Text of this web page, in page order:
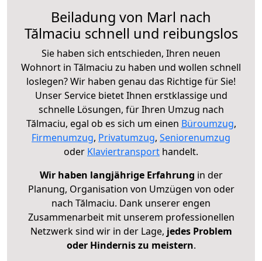
Beiladung von Marl nach
Tălmaciu schnell und reibungslos
Sie haben sich entschieden, Ihren neuen
Wohnort in Tălmaciu zu haben und wollen schnell
loslegen? Wir haben genau das Richtige für Sie!
Unser Service bietet Ihnen erstklassige und
schnelle Lösungen, für Ihren Umzug nach
Tălmaciu, egal ob es sich um einen Büroumzug,
Firmenumzug, Privatumzug, Seniorenumzug
oder Klaviertransport handelt.
Wir haben langjährige Erfahrung in der
Planung, Organisation von Umzügen von oder
nach Tălmaciu. Dank unserer engen
Zusammenarbeit mit unserem professionellen
Netzwerk sind wir in der Lage, jedes Problem
oder Hindernis zu meistern.